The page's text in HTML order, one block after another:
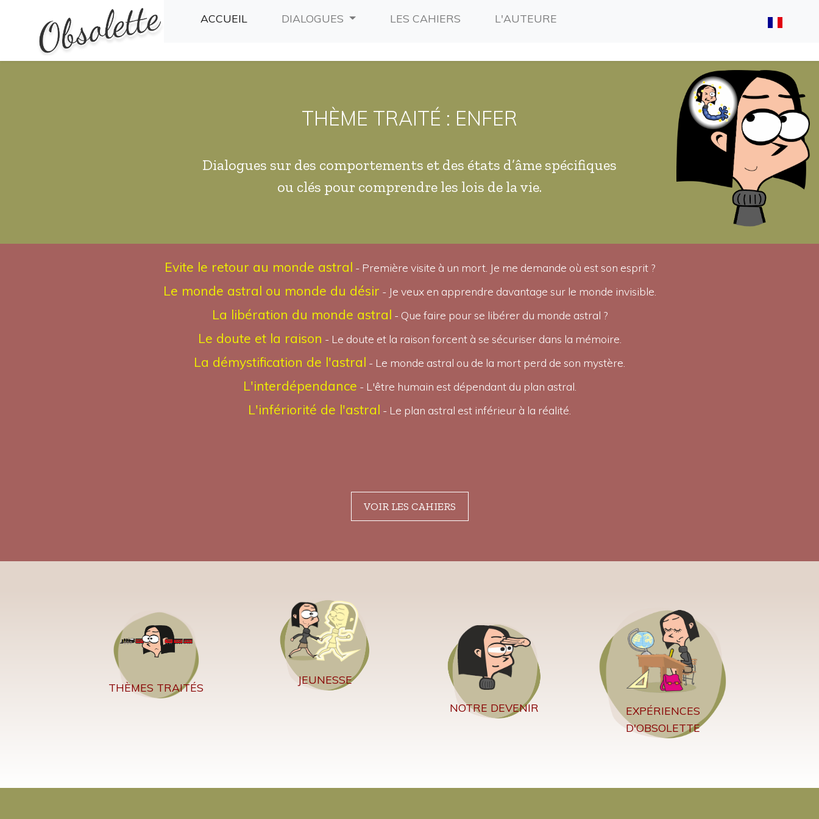
ACCUEIL (CURRENT)DIALOGUES LES CAHIERS(CURRENT)L'AUTEURE(CURRENT)
THÈME TRAITÉ : ENFER
Dialogues sur des comportements et des états d’âme spécifiques
ou clés pour comprendre les lois de la vie.
Evite le retour au monde astral - Première visite à un mort. Je me demande où est son esprit ?
Le monde astral ou monde du désir - Je veux en apprendre davantage sur le monde invisible.
La libération du monde astral - Que faire pour se libérer du monde astral ?
Le doute et la raison - Le doute et la raison forcent à se sécuriser dans la mémoire.
La démystification de l'astral - Le monde astral ou de la mort perd de son mystère.
L'interdépendance - L'être humain est dépendant du plan astral.
L'infériorité de l'astral - Le plan astral est inférieur à la réalité.
VOIR LES CAHIERS
THÈMES TRAITÉS
JEUNESSE
NOTRE DEVENIR
EXPÉRIENCES
D'OBSOLETTE